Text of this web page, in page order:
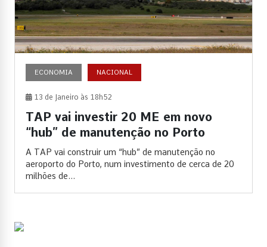
ECONOMIA NACIONAL
13 de Janeiro às 18h52
TAP vai investir 20 ME em novo
“hub” de manutenção no Porto
A TAP vai construir um “hub” de manutenção no
aeroporto do Porto, num investimento de cerca de 20
milhões de...